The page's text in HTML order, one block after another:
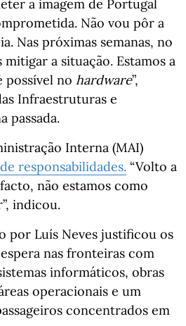
a imagem de Portugal
Não vou pôr a
Nas próximas semanas, no
a situação. Estamos a
possível no hardware”,
Infraestruturas e
passada.
Interna (MAI)
responsabilidades. “Volto a
não estamos como
indicou.
por Luís Neves justificou os
nas fronteiras com
informáticos, obras
operacionais e um
concentrados em